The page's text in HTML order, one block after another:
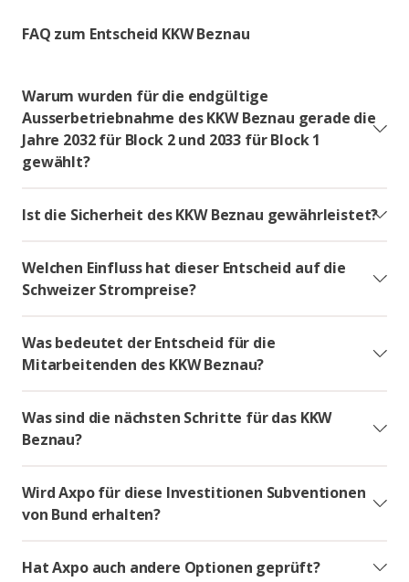
FAQ zum Entscheid KKW Beznau
Warum wurden für die endgültige
Ausserbetriebnahme des KKW Beznau gerade die
Jahre 2032 für Block 2 und 2033 für Block 1
gewählt?
Ist die Sicherheit des KKW Beznau gewährleistet?
Welchen Einfluss hat dieser Entscheid auf die
Schweizer Strompreise?
Was bedeutet der Entscheid für die
Mitarbeitenden des KKW Beznau?
Was sind die nächsten Schritte für das KKW
Beznau?
Wird Axpo für diese Investitionen Subventionen
von Bund erhalten?
Hat Axpo auch andere Optionen geprüft?